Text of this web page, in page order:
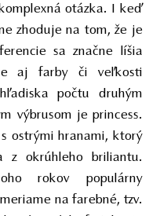
otázka. I keď
zhoduje na tom, že je
sa značne líšia
aj farby či veľkosti
počtu druhým
výbrusom je princess.
ostrými hranami, ktorý
z okrúhleho briliantu.
rokov populárny
na farebné, tzv.